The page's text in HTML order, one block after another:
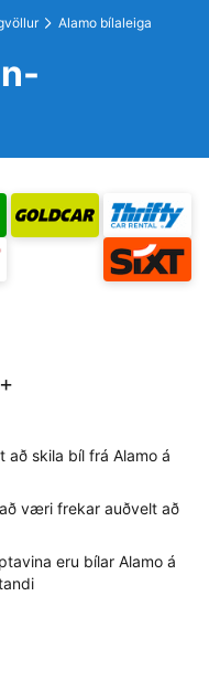
Alamo bílaleiga
skila bíl frá Alamo á
væri frekar auðvelt að
eru bílar Alamo á